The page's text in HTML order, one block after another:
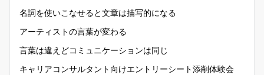
名詞を使いこなせると文章は描写的になる
アーティストの言葉が変わる
言葉は違えどコミュニケーションは同じ
キャリアコンサルタント向けエントリーシート添削体験会